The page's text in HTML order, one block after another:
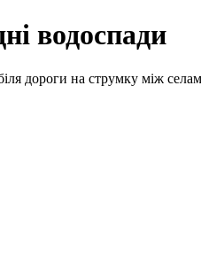
водоспади
дороги на струмку між